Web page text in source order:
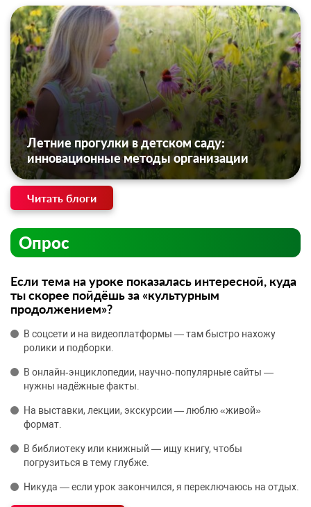
Летние прогулки в детском саду:
инновационные методы организации
Читать блоги
Опрос
Если тема на уроке показалась интересной, куда
ты скорее пойдёшь за «культурным
продолжением»?
В соцсети и на видеоплатформы — там быстро нахожу
ролики и подборки.
В онлайн‑энциклопедии, научно‑популярные сайты —
нужны надёжные факты.
На выставки, лекции, экскурсии — люблю «живой»
формат.
В библиотеку или книжный — ищу книгу, чтобы
погрузиться в тему глубже.
Никуда — если урок закончился, я переключаюсь на отдых.